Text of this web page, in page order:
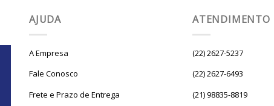
AJUDA
A Empresa
Fale Conosco
Frete e Prazo de Entrega
ATENDIMENTO
(22) 2627-5237
(22) 2627-6493
(21) 98835-8819